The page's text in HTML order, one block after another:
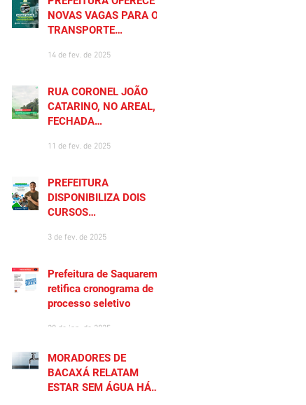
NOVAS VAGAS PARA O
TRANSPORTE
14 de fev. de 2025
RUA CORONEL JOÃO
CATARINO, NO AREAL, É
FECHADA
11 de fev. de 2025
PREFEITURA
DISPONIBILIZA DOIS
CURSOS
GRATUITOS PARA
SAQUAREMA
3 de fev. de 2025
Prefeitura de Saquarema
retifica cronograma de
processo seletivo
28 de jan. de 2025
MORADORES DE
BACAXÁ RELATAM
ESTAR SEM ÁGUA HÁ